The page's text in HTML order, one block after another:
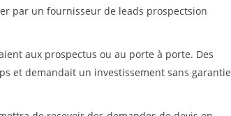
par un fournisseur de leads prospectsion
aux prospectus ou au porte à porte. Des
et demandait un investissement sans garantie